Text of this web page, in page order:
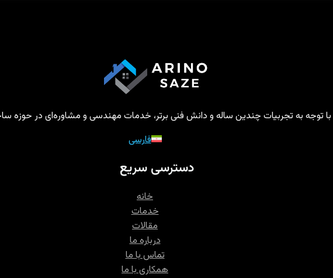
با توجه به تجربیات چندین ساله و دانش فنی برتر، خدمات مهندسی و مشاوره‌ای در حوزه
فارسی
دسترسی سریع
خانه
خدمات
مقالات
درباره ما
تماس با ما
همکاری با ما